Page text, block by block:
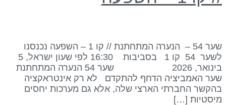
שער 54 – הנערה המתחתנת // קו 1 – השפעה נכנסנו
לשער 54 קו 1 בסביבות 16:30 לפי שעון ישראל, 5
בינואר, 2026 שער 54 הנערה המתחתנת
האמביציה הדחף להתקדם לא רק אינטראקציה
החברתי הארצי שלה, אלא גם מערכות יחסים
[…]